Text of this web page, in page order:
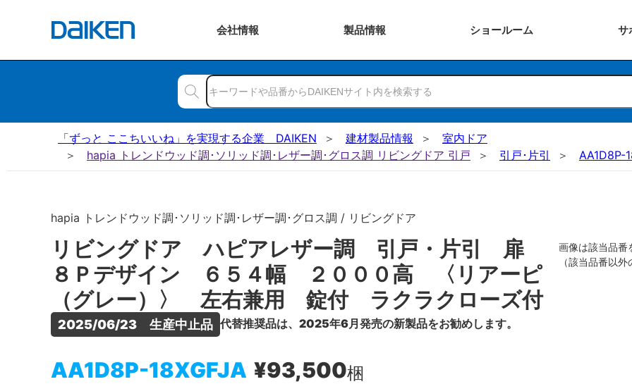
会社情報 製品情報 ショールーム サ
「ずっと ここちいいね」を実現する企業 DAIKEN 建材製品情報
室内ドア
hapia トレンドウッド調･ソリッド調･レザー調･グロス調 リビングドア 引戸
引戸･片引 AA1D8P-
hapia トレンドウッド調･ソリッド調･レザー調･グロス調 / リビングドア
リビングドア ハピアレザー調 引戸・片引 扉
８Ｐデザイン ６５４幅 ２０００高 〈リアーピ
（グレー）〉 左右兼用 錠付 ラクラクローズ付
2025/06/23　生産中止品 代替推奨品は、2025年6月発売の新製品をお勧めします。
AA1D8P-18XGFJA ¥93,500梱
画像は該当品番
（該当品番以